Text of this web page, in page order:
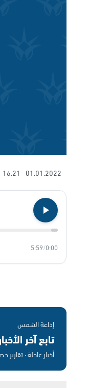
01.01.2022
16:21
0:00
/
5:59
إذاعة الشمس
تابع آخر
أخبار عاجلة · تقارير